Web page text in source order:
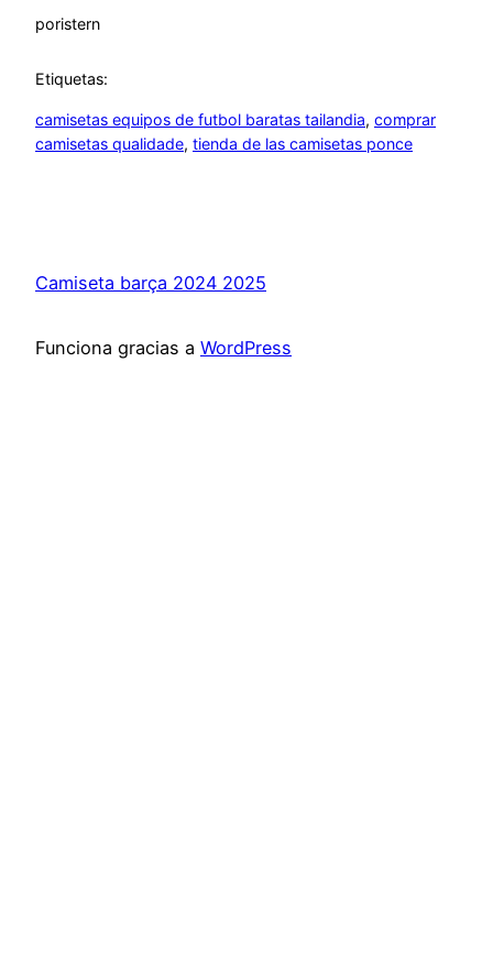
poristern
Etiquetas:
camisetas equipos de futbol baratas tailandia, comprar
camisetas qualidade, tienda de las camisetas ponce
Camiseta barça 2024 2025
Funciona gracias a WordPress